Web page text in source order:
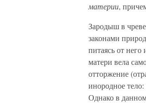
материи,
Зародыш в
законами
питаясь от него
матери вела
отторжение
инородное
Однако в